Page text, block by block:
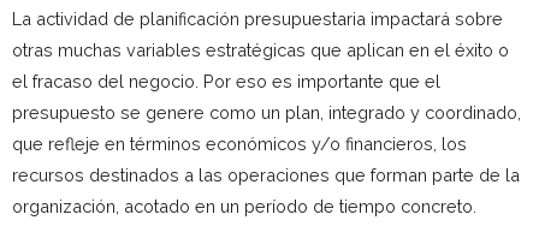
La actividad de planificación presupuestaria impactará sobre
otras muchas variables estratégicas que aplican en el éxito o
el fracaso del negocio. Por eso es importante que el
presupuesto se genere como un plan, integrado y coordinado,
que refleje en términos económicos y/o financieros, los
recursos destinados a las operaciones que forman parte de la
organización, acotado en un período de tiempo concreto.